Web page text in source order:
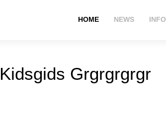
HOME NEWS INFO
Kidsgids Grgrgrgrgr